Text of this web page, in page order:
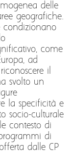
delle
geografiche.
come
ad
il
svolto un
la specificità e
socio-culturale
contesto di
di
dalle CP